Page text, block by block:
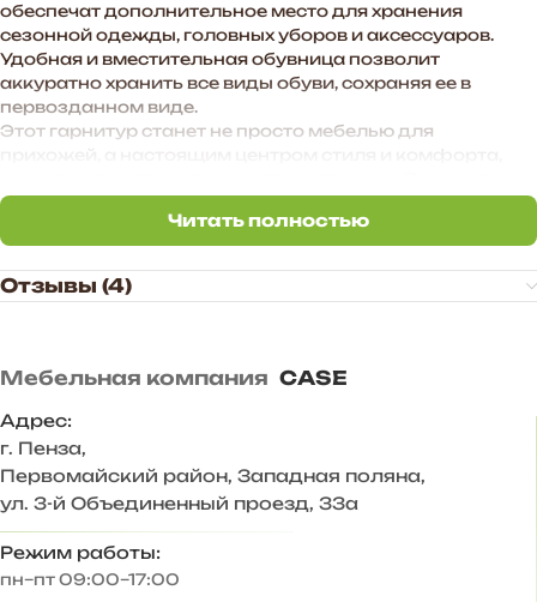
обеспечат дополнительное место для хранения
сезонной одежды, головных уборов и аксессуаров.
Удобная и вместительная обувница позволит
аккуратно хранить все виды обуви, сохраняя ее в
первозданном виде.
Этот гарнитур станет не просто мебелью для
Преимущества прихожей «BOSA»:
— Функциональное наполнение.
— Произвольное расположение модулей. Также есть
возможность дополнить комплект новыми модулями в
большинства интерьеров.
пространство до потолка, больше места для хранения.
Корпус ЛДСП Белый
Фасад ЛДСП Белый, фактура дерева
Задняя стенка – ХДФ 3 мм
Размер комплекта, мм: 1000х2523х444
Состав комплекта/размер, мм:
Пенал/ 400х2183х444
Читать полностью
Читать полностью
Отзывы (4)
Мебельная компания CASE
Адрес:
г. Пенза,
Первомайский район, Западная поляна,
ул. 3-й Объединенный проезд, 33а
Режим работы:
пн–пт 09:00–17:00